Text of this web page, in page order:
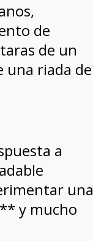
de
de un
una riada de
a
una
y mucho